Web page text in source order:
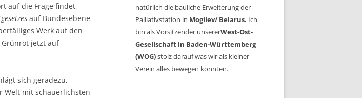
auf die Frage findet,
auf Bundesebene
Werk auf den
jetzt auf
sich geradezu,
Welt mit schauerlichsten
natürlich die bauliche Erweiterung der
Palliativstation in Mogilev/ Belarus. Ich
bin als Vorsitzender unsererWest-Ost-
Gesellschaft in Baden-Württemberg
(WOG)stolz darauf was wir als kleiner
Verein alles bewegen konnten.